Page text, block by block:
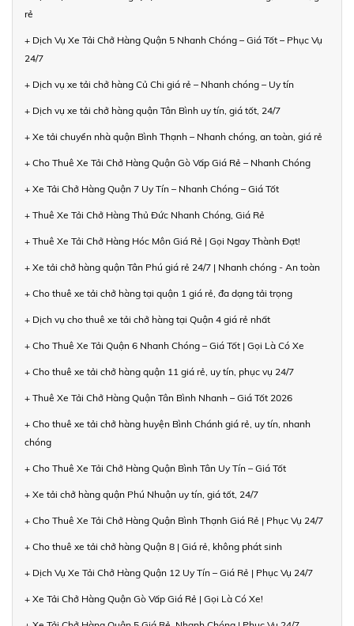
rẻ
+ Dịch Vụ Xe Tải Chở Hàng Quận 5 Nhanh Chóng – Giá Tốt – Phục Vụ
24/7
+ Dịch vụ xe tải chở hàng Củ Chi giá rẻ – Nhanh chóng – Uy tín
+ Dịch vụ xe tải chở hàng quận Tân Bình uy tín, giá tốt, 24/7
+ Xe tải chuyển nhà quận Bình Thạnh – Nhanh chóng, an toàn, giá rẻ
+ Cho Thuê Xe Tải Chở Hàng Quận Gò Vấp Giá Rẻ – Nhanh Chóng
+ Xe Tải Chở Hàng Quận 7 Uy Tín – Nhanh Chóng – Giá Tốt
+ Thuê Xe Tải Chở Hàng Thủ Đức Nhanh Chóng, Giá Rẻ
+ Thuê Xe Tải Chở Hàng Hóc Môn Giá Rẻ | Gọi Ngay Thành Đạt!
+ Xe tải chở hàng quận Tân Phú giá rẻ 24/7 | Nhanh chóng - An toàn
+ Cho thuê xe tải chở hàng tại quận 1 giá rẻ, đa dạng tải trọng
+ Dịch vụ cho thuê xe tải chở hàng tại Quận 4 giá rẻ nhất
+ Cho Thuê Xe Tải Quận 6 Nhanh Chóng – Giá Tốt | Gọi Là Có Xe
+ Cho thuê xe tải chở hàng quận 11 giá rẻ, uy tín, phục vụ 24/7
+ Thuê Xe Tải Chở Hàng Quận Tân Bình Nhanh – Giá Tốt 2026
+ Cho thuê xe tải chở hàng huyện Bình Chánh giá rẻ, uy tín, nhanh
chóng
+ Cho Thuê Xe Tải Chở Hàng Quận Bình Tân Uy Tín – Giá Tốt
+ Xe tải chở hàng quận Phú Nhuận uy tín, giá tốt, 24/7
+ Cho Thuê Xe Tải Chở Hàng Quận Bình Thạnh Giá Rẻ | Phục Vụ 24/7
+ Cho thuê xe tải chở hàng Quận 8 | Giá rẻ, không phát sinh
+ Dịch Vụ Xe Tải Chở Hàng Quận 12 Uy Tín – Giá Rẻ | Phục Vụ 24/7
+ Xe Tải Chở Hàng Quận Gò Vấp Giá Rẻ | Gọi Là Có Xe!